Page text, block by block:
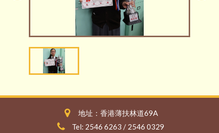
地址：香港薄扶林道69A
Tel: 2546 6263 / 2546 0329